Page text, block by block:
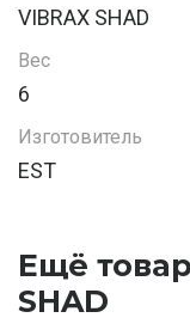
VIBRAX SHAD
Вес
6
Изготовитель
EST
Ещё
SHAD